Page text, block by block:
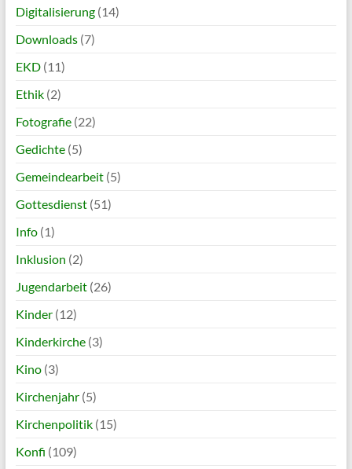
Digitalisierung(14)
Downloads(7)
EKD(11)
Ethik(2)
Fotografie(22)
Gedichte(5)
Gemeindearbeit(5)
Gottesdienst(51)
Info(1)
Inklusion (2)
Jugendarbeit(26)
Kinder(12)
Kinderkirche(3)
Kino(3)
Kirchenjahr(5)
Kirchenpolitik(15)
Konfi (109)